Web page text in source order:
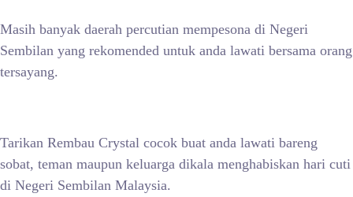
Masih banyak daerah percutian mempesona di Negeri
Sembilan yang rekomended untuk anda lawati bersama orang
tersayang.
Tarikan Rembau Crystal cocok buat anda lawati bareng
sobat, teman maupun keluarga dikala menghabiskan hari cuti
di Negeri Sembilan Malaysia.